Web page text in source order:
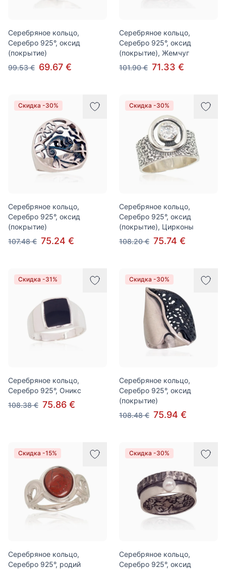
Серебряное кольцо,
Серебро 925°, оксид
(покрытие)
99.53 € 69.67 €
Серебряное кольцо,
Серебро 925°, оксид
(покрытие), Жемчуг
101.90 € 71.33 €
Скидка -30%
Серебряное кольцо,
Серебро 925°, оксид
(покрытие)
107.48 € 75.24 €
Скидка -30%
Серебряное кольцо,
Серебро 925°, оксид
(покрытие), Цирконы
108.20 € 75.74 €
Скидка -31%
Серебряное кольцо,
Серебро 925°, Оникс
108.38 € 75.86 €
Скидка -30%
Серебряное кольцо,
Серебро 925°, оксид
(покрытие)
108.48 € 75.94 €
Скидка -15%
Серебряное кольцо,
Серебро 925°, родий
Скидка -30%
Серебряное кольцо,
Серебро 925°, оксид